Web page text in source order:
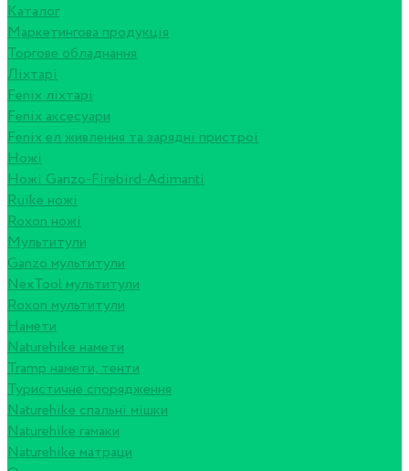
Каталог
Маркетингова продукція
Торгове обладнання
Ліхтарі
Fenix ліхтарі
Fenix аксесуари
Fenix ел живлення та зарядні пристрої
Ножі
Ножі Ganzo-Firebird-Adimanti
Ruike ножі
Roxon ножi
Мультитули
Ganzo мультитули
NexTool мультитули
Roxon мультитули
Намети
Naturehike намети
Tramp намети, тенти
Туристичне спорядження
Naturehike спальні мішки
Naturehike гамаки
Naturehike матраци